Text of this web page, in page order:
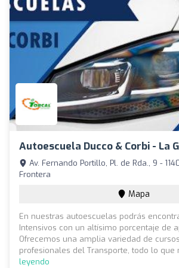
Autoescuela Ducco & Corbi - La
Av. Fernando Portillo, Pl. de Rda., 9 -
Frontera
Mapa
En nuestras autoescuelas podrás
Intensivos con un altísimo porcentaje de
Ofrecemos una amplia variedad de
profesionales del Transporte, todo lo que
leyendo